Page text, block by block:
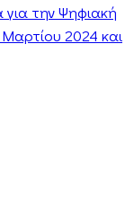
την Ψηφιακή
2024 και